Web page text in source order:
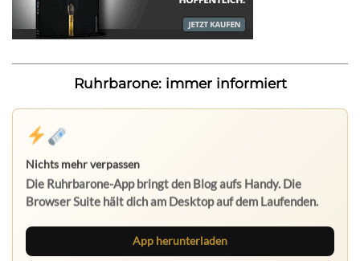
Ruhrbarone: immer informiert
Nichts mehr verpassen
Die Ruhrbarone-App bringt den Blog aufs Handy. Die
Browser Suite hält dich am Desktop auf dem Laufenden.
App herunterladen